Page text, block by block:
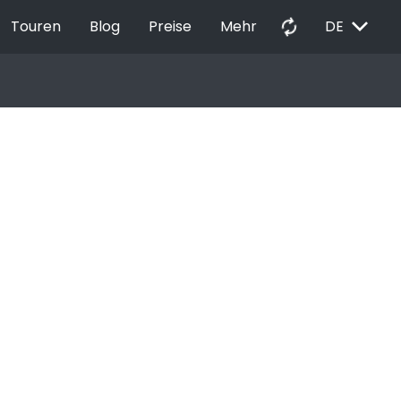
Touren Blog Preise Mehr autorenew DE EXPAND_MORE